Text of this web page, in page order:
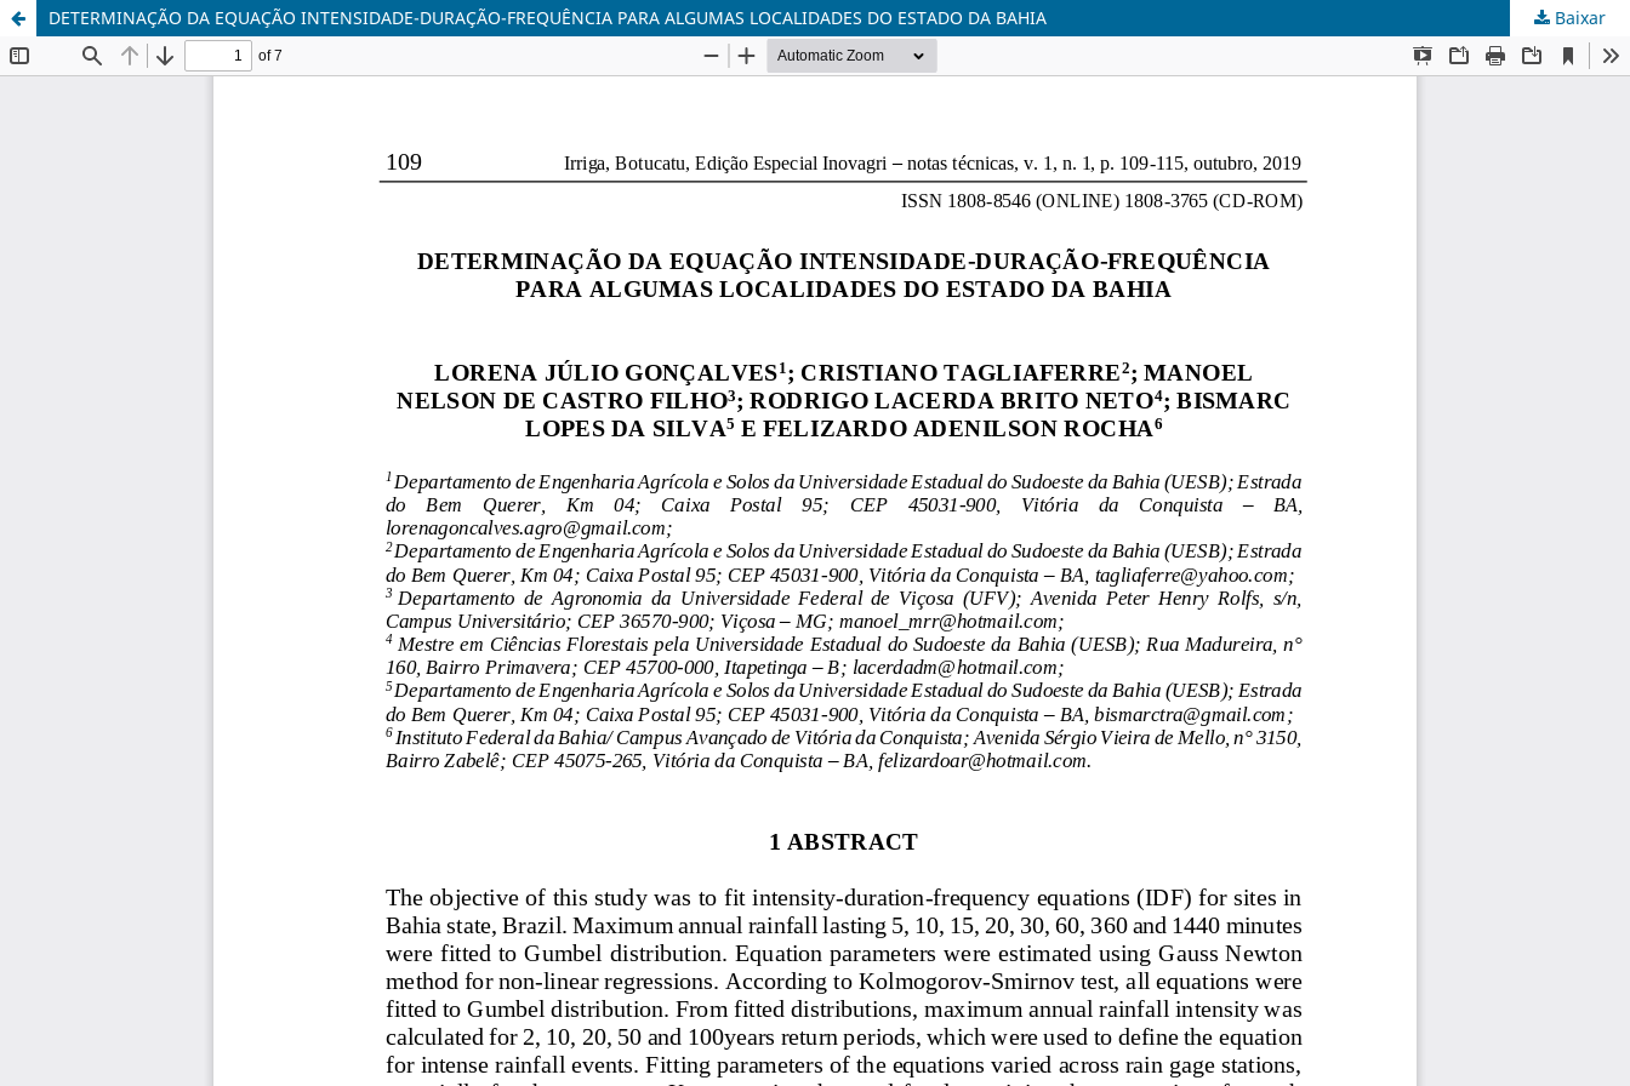
DETERMINAÇÃO DA EQUAÇÃO INTENSIDADE-DURAÇÃO-FREQUÊNCIA PARA ALGUMAS LOCALIDADES DO ESTADO DA BAHIA Baixar